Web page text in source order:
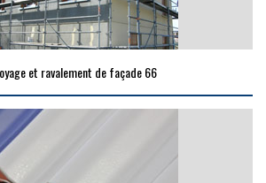
et ravalement de façade 66